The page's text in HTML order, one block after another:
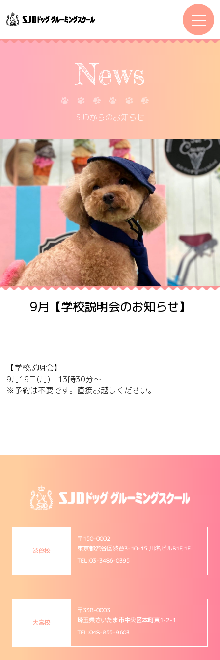
News
SJDからのお知らせ
9月【学校説明会のお知らせ】
【学校説明会】
9月19日(月) 13時30分～
※予約は不要です。直接お越しください。
渋谷校
〒150-0002
東京都渋谷区渋谷3-10-15 川名ビルB1F,1F
TEL:03-3486-0395
大宮校
〒338-0003
埼玉県さいたま市中央区本町東1-2-1
TEL:048-855-9603